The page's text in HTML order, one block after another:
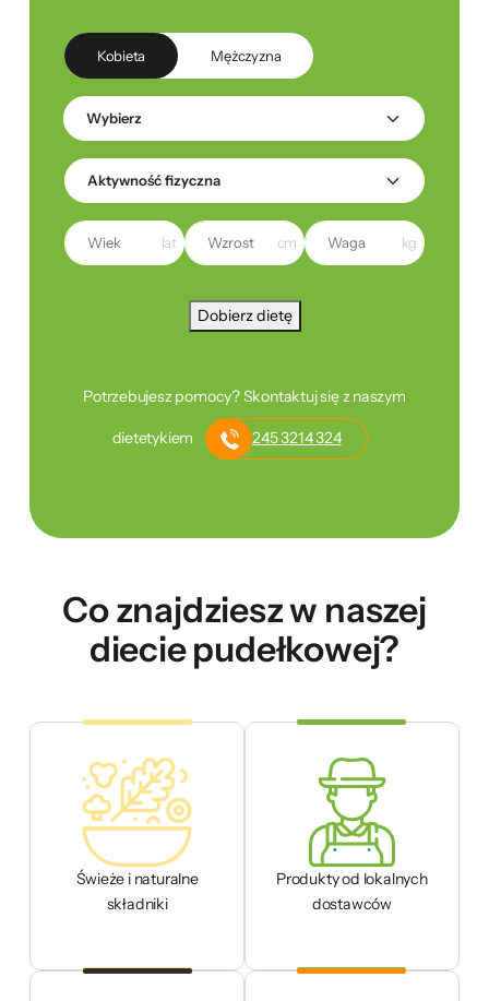
Kobieta Mężczyzna
lat cm kg
Dobierz dietę
Potrzebujesz pomocy? Skontaktuj się z naszym
dietetykiem 245 3214 324
Co znajdziesz w naszej
diecie pudełkowej?
Świeże i naturalne
składniki
Produkty od lokalnych
dostawców